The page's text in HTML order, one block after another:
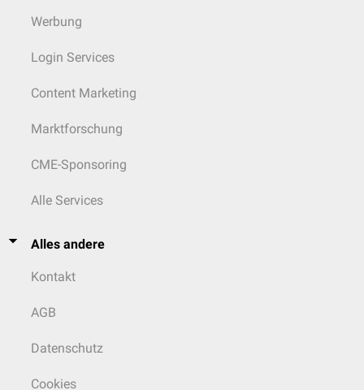
Werbung
Login Services
Content Marketing
Marktforschung
CME-Sponsoring
Alle Services
Alles andere
Kontakt
AGB
Datenschutz
Cookies